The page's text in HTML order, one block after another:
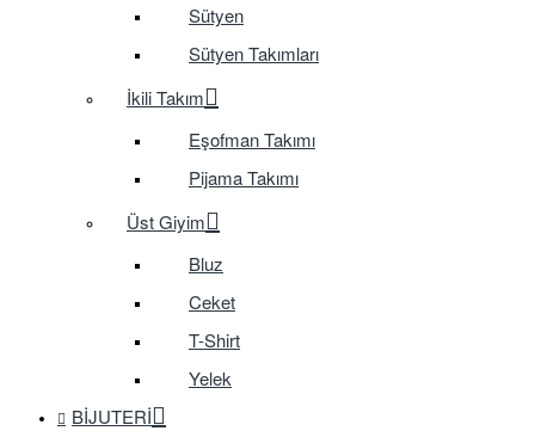
Sütyen
Sütyen Takımları
İkili Takım
Eşofman Takımı
Pijama Takımı
Üst Giyim
Bluz
Ceket
T-Shirt
Yelek
BIJUTERI